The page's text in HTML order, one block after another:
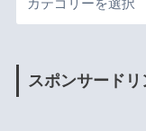
スポンサードリ